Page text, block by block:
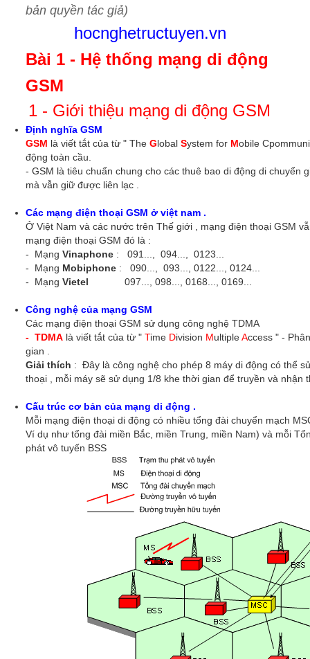
bản quyền tác giả)
hocnghetructuyen.vn
Bài 1 - Hệ thống mạng di động
GSM
1 - Giới thiệu mạng di động GSM
Định nghĩa GSM
GSM là viết tắt của từ " The Global System for Mobile
động toàn cầu.
- GSM là tiêu chuẩn chung cho các thuê bao di động di chuyển
mà vẫn giữ được liên lạc .
Các mạng điện thoại GSM ở việt nam .
Ở Việt Nam và các nước trên Thế giới , mạng điện thoại GSM
mạng điện thoại GSM đó là :
- Mạng Vinaphone : 091..., 094..., 0123...
- Mạng Mobiphone : 090..., 093..., 0122..., 0124...
- Mạng Vietel 097..., 098..., 0168..., 0169...
Công nghệ của mạng GSM
Các mạng điện thoại GSM sử dụng công nghệ TDMA
- TDMA là viết tắt của từ " Time Division MultipleAccess " -
gian .
Giải thích : Đây là công nghệ cho phép 8 máy di động có thể
thoại , mỗi máy sẽ sử dụng 1/8 khe thời gian để truyền và nhận
Cấu trúc cơ bản của mạng di động .
Mỗi mạng điện thoại di động có nhiều tổng đài chuyển mạch
Ví dụ như tổng đài miền Bắc, miền Trung, miền Nam) và mỗi
phát vô tuyến BSS